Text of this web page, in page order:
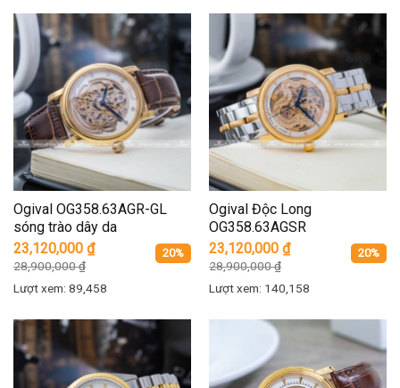
Ogival OG358.63AGR-GL
sóng trào dây da
23,120,000 ₫
28,900,000₫
20%
Lượt xem: 89,458
Ogival Độc Long
OG358.63AGSR
23,120,000 ₫
28,900,000₫
20%
Lượt xem: 140,158